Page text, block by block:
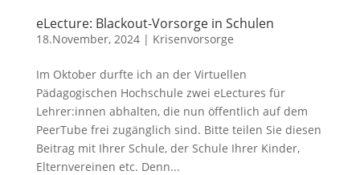
eLecture: Blackout-Vorsorge in Schulen
18.November, 2024| Krisenvorsorge
Im Oktober durfte ich an der Virtuellen
Pädagogischen Hochschule zwei eLectures für
Lehrer:innen abhalten, die nun öffentlich auf dem
PeerTube frei zugänglich sind. Bitte teilen Sie diesen
Beitrag mit Ihrer Schule, der Schule Ihrer Kinder,
Elternvereinen etc. Denn...